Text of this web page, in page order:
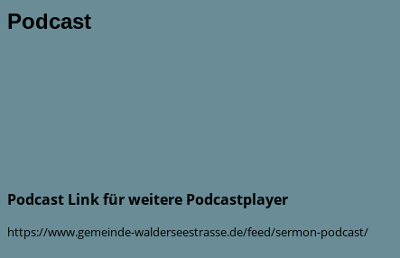
Podcast
Podcast Link für weitere Podcastplayer
https://www.gemeinde-walderseestrasse.de/feed/sermon-podcast/